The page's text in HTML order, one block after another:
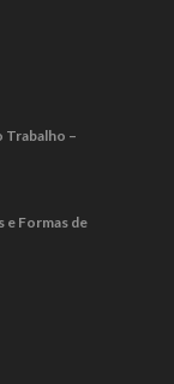
Trabalho –
Formas de